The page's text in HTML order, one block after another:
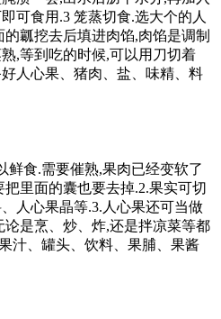
可食用.3 笼蒸切食.选大个的人
瓤挖去后填进肉馅,肉馅是调制
,等到吃的时候,可以用刀切着
人心果、猪肉、盐、味精、料
鲜食.需要催熟,果肉已经变软了
里面的囊也要去掉.2.果实可切
人心果晶等.3.人心果还可当做
是烹、炒、炸,还是拌凉菜等都
汁、罐头、饮料、果脯、果酱